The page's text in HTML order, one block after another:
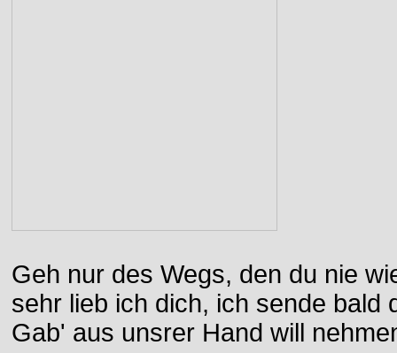
Geh nur des Wegs, den du nie
sehr lieb ich dich, ich sende bald
Gab' aus unsrer Hand will